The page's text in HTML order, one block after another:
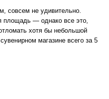
совсем не удивительно.
площадь — однако все это,
хотя бы небольшой
магазине всего за 5